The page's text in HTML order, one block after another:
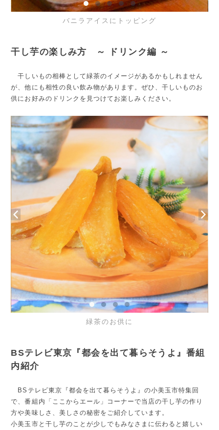
バニラアイスにトッピング
干し芋の楽しみ方 ～ ドリンク編 ～
干しいもの相棒として緑茶のイメージがあるかもしれません
が、他にも相性の良い飲み物があります。ぜひ、干しいものお
供にお好みのドリンクを見つけてお楽しみください。
緑茶のお供に
BSテレビ東京『都会を出て暮らそうよ』番組
内紹介
BSテレビ東京『都会を出て暮らそうよ』の小美玉市特集回
で、番組内「ここからエール」コーナーで当店の干し芋の作り
方や美味しさ、美しさの秘密をご紹介しています。
小美玉市と干し芋のことが少しでもみなさまに伝わると嬉しい